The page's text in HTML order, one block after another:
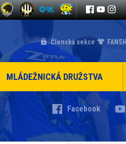
Členská sekce
MLÁDEŽNICKÁ DRUŽSTVA
Facebook